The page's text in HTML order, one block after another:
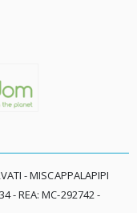
- MISCAPPALAPIPI
- REA: MC-292742 -